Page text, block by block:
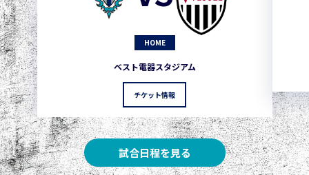
HOME
ベスト電器スタジアム
チケット情報
試合日程を見る